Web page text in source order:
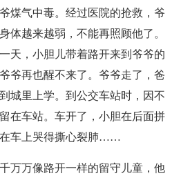
煤气中毒。经过医院的抢救，爷
体越来越弱，不能再照顾他了。
天，小胆儿带着路开来到爷爷的
爷再也醒不来了。爷爷走了，爸
城里上学。到公交车站时，因不
在车站。车开了，小胆在后面拼
车上哭得撕心裂肺……
万万像路开一样的留守儿童，他